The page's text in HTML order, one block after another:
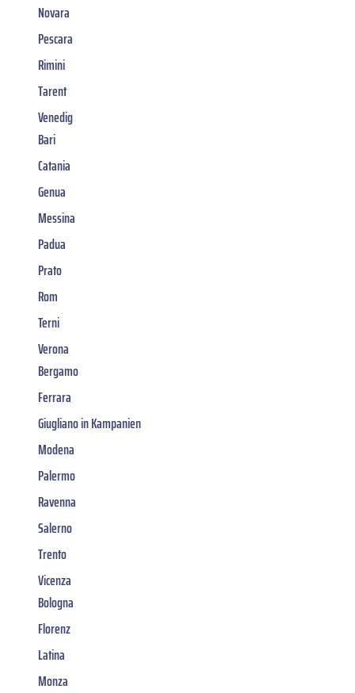
Novara
Pescara
Rimini
Tarent
Venedig
Bari
Catania
Genua
Messina
Padua
Prato
Rom
Terni
Verona
Bergamo
Ferrara
Giugliano in Kampanien
Modena
Palermo
Ravenna
Salerno
Trento
Vicenza
Bologna
Florenz
Latina
Monza